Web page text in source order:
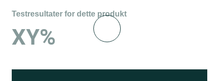
Testresultater for dette produkt
XY%